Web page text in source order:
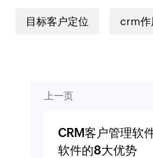
目标客户定位 crm作
上一页
CRM客户管理软
软件的8大优势